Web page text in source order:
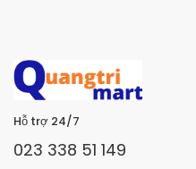
Hỗ trợ 24/7
023 338 51 149